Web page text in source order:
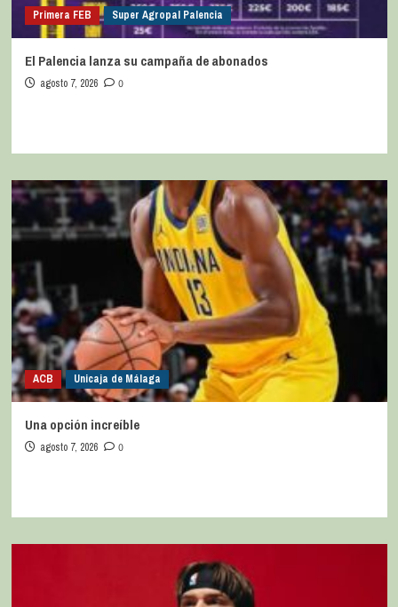
Primera FEB Super Agropal Palencia
El Palencia lanza su campaña de abonados
agosto 7, 2026 0
ACB Unicaja de Málaga
Una opción increíble
agosto 7, 2026 0